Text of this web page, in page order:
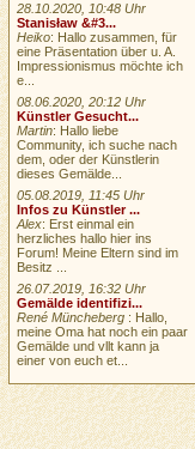
28.10.2020, 10:48 Uhr
Stanisław &#3...
Heiko: Hallo zusammen, für
eine Präsentation über u. A.
Impressionismus möchte ich
e...
08.06.2020, 20:12 Uhr
Künstler Gesucht...
Martin: Hallo liebe
Community, ich suche nach
dem, oder der Künstlerin
dieses Gemälde...
05.08.2019, 11:45 Uhr
Infos zu Künstler ...
Alex: Erst einmal ein
herzliches hallo hier ins
Forum! Meine Eltern sind im
Besitz ...
26.07.2019, 16:32 Uhr
Gemälde identifizi...
René Müncheberg : Hallo,
meine Oma hat noch ein paar
Gemälde und vllt kann ja
einer von euch et...